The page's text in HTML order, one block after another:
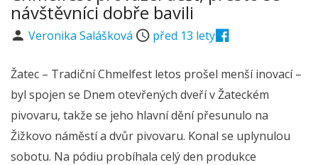
návštěvníci dobře bavili
Veronika Salášková před 13 lety
Žatec – Tradiční Chmelfest letos prošel menší inovací –
byl spojen se Dnem otevřených dveří v Žateckém
pivovaru, takže se jeho hlavní dění přesunulo na
Žižkovo náměstí a dvůr pivovaru. Konal se uplynulou
sobotu. Na pódiu probíhala celý den produkce